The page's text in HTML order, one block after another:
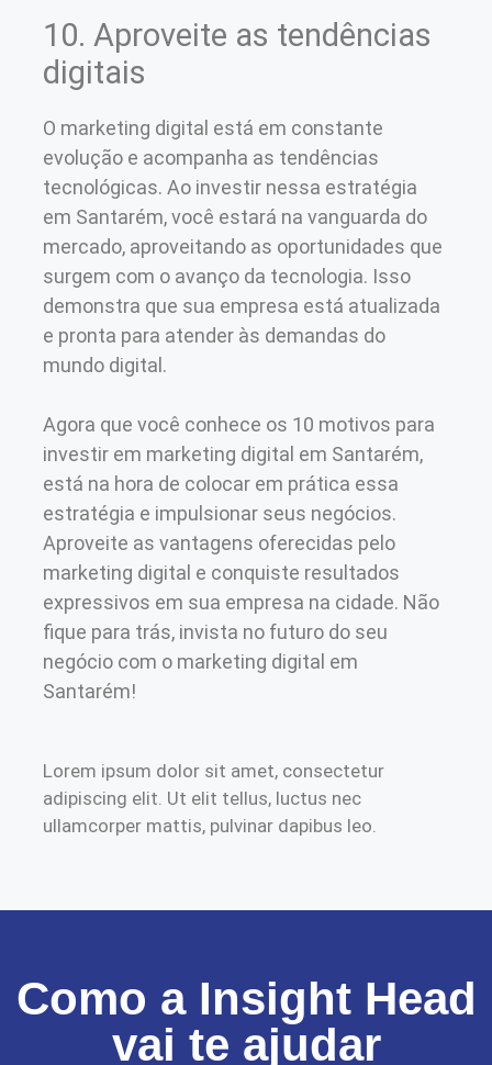
10. Aproveite as tendências
digitais
O marketing digital está em constante
evolução e acompanha as tendências
tecnológicas. Ao investir nessa estratégia
em Santarém, você estará na vanguarda do
mercado, aproveitando as oportunidades que
surgem com o avanço da tecnologia. Isso
demonstra que sua empresa está atualizada
e pronta para atender às demandas do
mundo digital.
Agora que você conhece os 10 motivos para
investir em marketing digital em Santarém,
está na hora de colocar em prática essa
estratégia e impulsionar seus negócios.
Aproveite as vantagens oferecidas pelo
marketing digital e conquiste resultados
expressivos em sua empresa na cidade. Não
fique para trás, invista no futuro do seu
negócio com o marketing digital em
Santarém!
Lorem ipsum dolor sit amet, consectetur
adipiscing elit. Ut elit tellus, luctus nec
ullamcorper mattis, pulvinar dapibus leo.
Como a Insight Head
vai te ajudar